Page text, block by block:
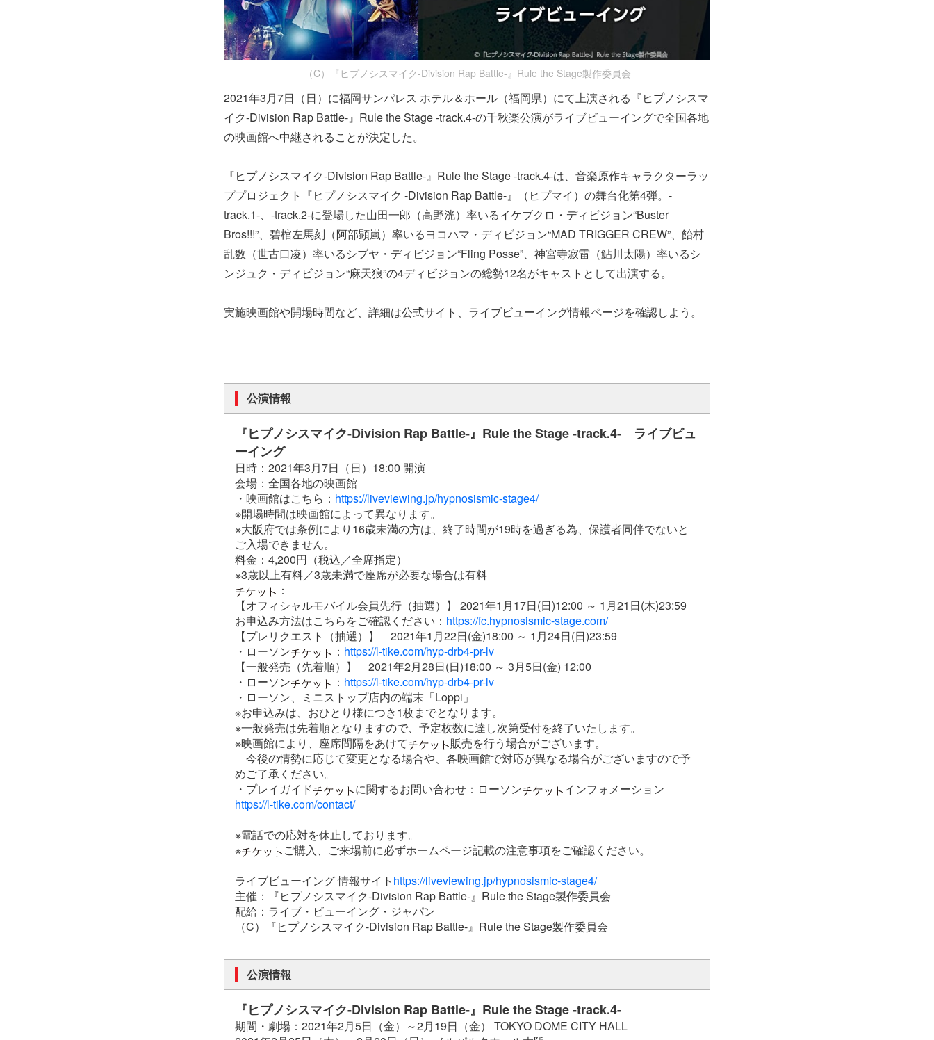
（C）『ヒプノシスマイク-Division Rap Battle-』Rule the Stage製作委員会
2021年3月7日（日）に福岡サンパレス ホテル＆ホール（福岡県）にて上演される『ヒプノシスマ
イク-Division Rap Battle-』Rule the Stage -track.4-の千秋楽公演がライブビューイングで全国各地
の映画館へ中継されることが決定した。
『ヒプノシスマイク-Division Rap Battle-』Rule the Stage -track.4-は、音楽原作キャラクターラッ
ププロジェクト『ヒプノシスマイク -Division Rap Battle-』（ヒプマイ）の舞台化第4弾。-
track.1-、-track.2-に登場した山田一郎（高野洸）率いるイケブクロ・ディビジョン“Buster
Bros!!!”、碧棺左馬刻（阿部顕嵐）率いるヨコハマ・ディビジョン“MAD TRIGGER CREW”、飴村
乱数（世古口凌）率いるシブヤ・ディビジョン“Fling Posse”、神宮寺寂雷（鮎川太陽）率いるシ
ンジュク・ディビジョン“麻天狼”の4ディビジョンの総勢12名がキャストとして出演する。
実施映画館や開場時間など、詳細は公式サイト、ライブビューイング情報ページを確認しよう。
公演情報
『ヒプノシスマイク-Division Rap Battle-』Rule the Stage -track.4- ライブビュ
ーイング
日時：2021年3月7日（日）18:00 開演
会場：全国各地の映画館
・映画館はこちら： https://liveviewing.jp/hypnosismic-stage4/
※開場時間は映画館によって異なります。
※大阪府では条例により16歳未満の方は、終了時間が19時を過ぎる為、保護者同伴でないと
ご入場できません。
料金：4,200円（税込／全席指定）
※3歳以上有料／3歳未満で座席が必要な場合は有料
：
【オフィシャルモバイル会員先行（抽選）】 2021年1月17日(日)12:00 ～ 1月21日(木)23:59
お申込み方法はこちらをご確認ください： https://fc.hypnosismic-stage.com/
【プレリクエスト（抽選）】 2021年1月22日(金)18:00 ～ 1月24日(日)23:59
・ローソン
： https://l-tike.com/hyp-drb4-pr-lv
【一般発売（先着順）】 2021年2月28日(日)18:00 ～ 3月5日(金) 12:00
・ローソン
： https://l-tike.com/hyp-drb4-pr-lv
・ローソン、ミニストップ店内の端末「Loppi」
※お申込みは、おひとり様につき1枚までとなります。
※一般発売は先着順となりますので、予定枚数に達し次第受付を終了いたします。
※映画館により、座席間隔をあけて
販売を行う場合がございます。
今後の情勢に応じて変更となる場合や、各映画館で対応が異なる場合がございますので予
めご了承ください。
・プレイガイド
に関するお問い合わせ：ローソン
インフォメーション
https://l-tike.com/contact/
※電話での応対を休止しております。
※
ご購入、ご来場前に必ずホームページ記載の注意事項をご確認ください。
ライブビューイング 情報サイト https://liveviewing.jp/hypnosismic-stage4/
主催：『ヒプノシスマイク-Division Rap Battle-』Rule the Stage製作委員会
配給：ライブ・ビューイング・ジャパン
（C）『ヒプノシスマイク-Division Rap Battle-』Rule the Stage製作委員会
公演情報
『ヒプノシスマイク-Division Rap Battle-』Rule the Stage -track.4-
期間・劇場：2021年2月5日（金）～2月19日（金） TOKYO DOME CITY HALL